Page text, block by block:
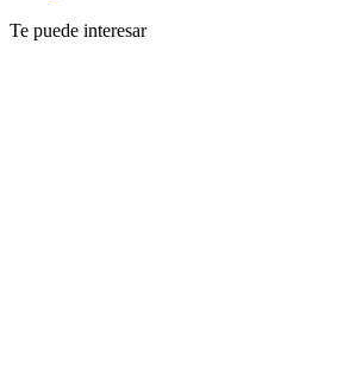
Te puede interesar